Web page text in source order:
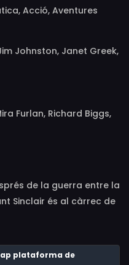
Acció, Aventures
Johnston, Janet Greek,
Furlan, Richard Biggs,
Furst, Bill Mumy,
Jeff Conaway
de la guerra entre la
Sinclair és al càrrec de
gegantesc cilindre de
que es troba en
neutral. És un lloc de
plataforma de